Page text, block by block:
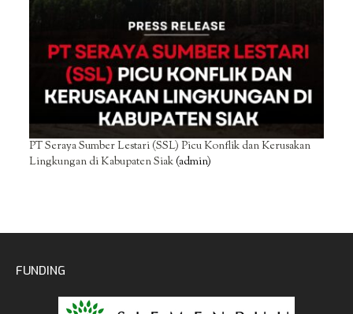
PT Seraya Sumber Lestari (SSL) Picu Konflik dan Kerusakan
Lingkungan di Kabupaten Siak(admin)
FUNDING